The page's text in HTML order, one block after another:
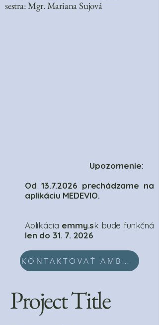
sestra: Mgr. Mariana Sujová
Upozornenie:
Od13.7.2026 prechádzame na
aplikáciu MEDEVIO.
Aplikácia emmy.sk bude funkčná
len do 31. 7. 2026
KONTAKTOVAŤ AMBULANCIU EMMY.SK
Project Title